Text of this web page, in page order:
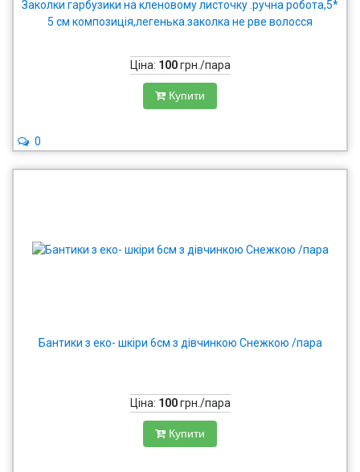
Заколки гарбузики на кленовому листочку .ручна робота,5*
5 см композиція,легенька.заколка не рве волосся
Ціна: 100грн./пара
Купити
0
Бантики з еко- шкіри 6см з дівчинкою Снежкою /пара
Ціна: 100грн./пара
Купити